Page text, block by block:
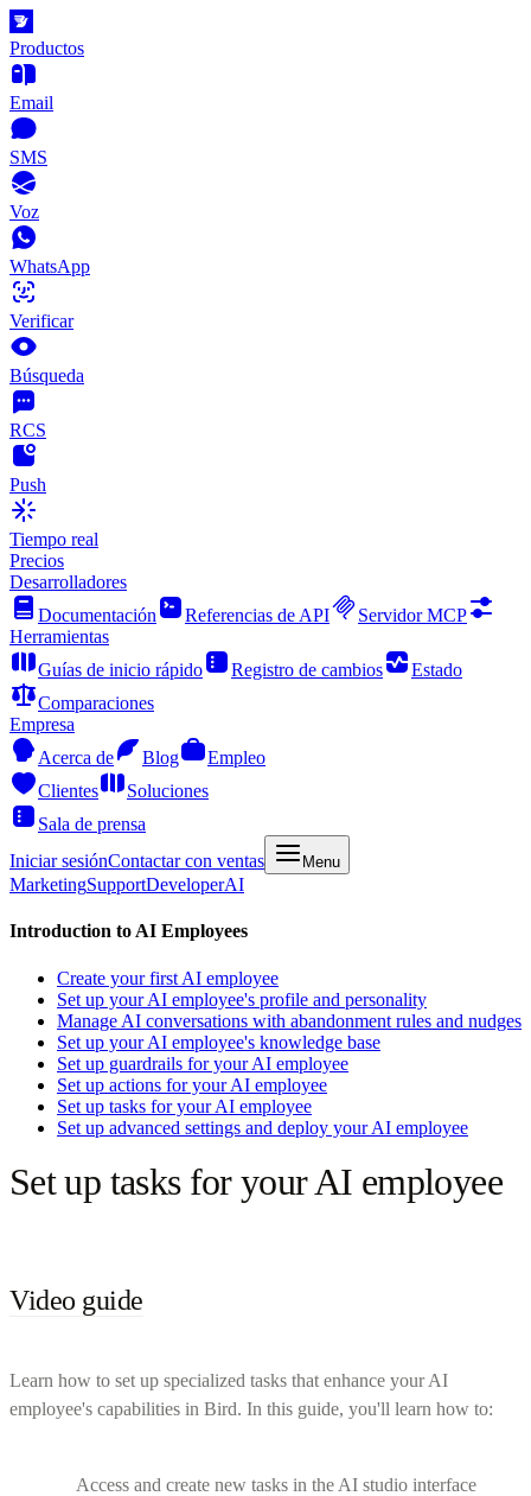
Productos
Email
SMS
Voz
WhatsApp
Verificar
Búsqueda
RCS
Push
Tiempo real
Precios
Desarrolladores
Documentación
Referencias de API
Servidor MCP
Herramientas
Guías de inicio rápido
Registro de cambios
Estado
Comparaciones
Empresa
Acerca de
Blog
Empleo
Clientes
Soluciones
Sala de prensa
Iniciar sesiónContactar con ventas Menu
MarketingSupportDeveloperAI
Introduction to AI Employees
Create your first AI employee
Set up your AI employee's profile and personality
Manage AI conversations with abandonment rules and nudges
Set up your AI employee's knowledge base
Set up guardrails for your AI employee
Set up actions for your AI employee
Set up tasks for your AI employee
Set up advanced settings and deploy your AI employee
Set up tasks for your AI employee
Video guide
Learn how to set up specialized tasks that enhance your AI
employee's capabilities in Bird. In this guide, you'll learn how to:
Access and create new tasks in the AI studio interface